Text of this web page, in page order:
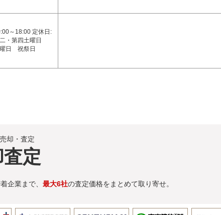
～18:00 定休日:
・第四土曜日
日 祝祭日
却・査定
定
企業まで、 最大6社の査定価格をまとめて取り寄せ。